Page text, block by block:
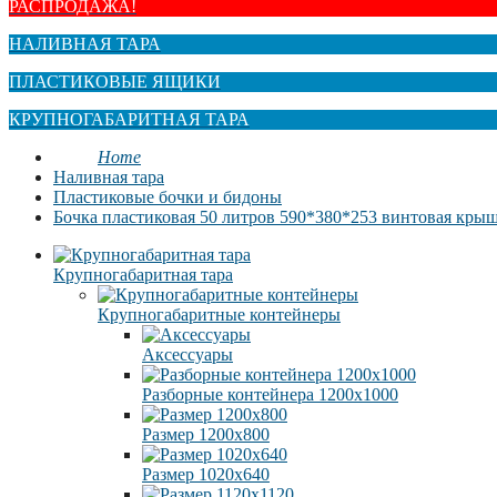
РАСПРОДАЖА!
НАЛИВНАЯ ТАРА
ПЛАСТИКОВЫЕ ЯЩИКИ
КРУПНОГАБАРИТНАЯ ТАРА
Home
Наливная тара
Пластиковые бочки и бидоны
Бочка пластиковая 50 литров 590*380*253 винтовая
Крупногабаритная тара
Крупногабаритные контейнеры
Аксессуары
Разборные контейнера 1200х1000
Размер 1200х800
Размер 1020х640